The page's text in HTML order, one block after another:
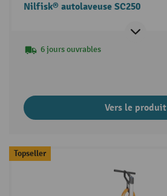
Nilfisk® autolaveuse SC250
6 jours ouvrables
Vers le produit
Topseller